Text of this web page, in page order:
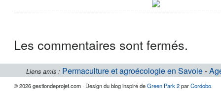
Les commentaires sont fermés.
Liens amis : Permaculture et agroécologie en Savoie-
© 2026 gestiondeprojet.com · Design du blog inspiré deGreen Park 2parCordobo.